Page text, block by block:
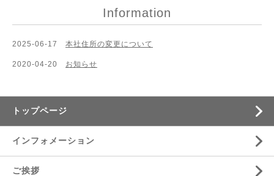
Information
2025-06-17 本社住所の変更について
2020-04-20 お知らせ
トップページ
インフォメーション
ご挨拶